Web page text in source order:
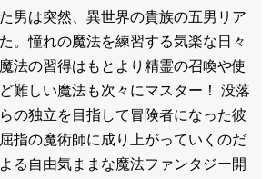
男は突然、異世界の貴族の五男リア
。憧れの魔法を練習する気楽な日々
法の習得はもとより精霊の召喚や使
難しい魔法も次々にマスター！ 没落
の独立を目指して冒険者になった彼
指の魔術師に成り上がっていくのだ
る自由気ままな魔法ファンタジー開